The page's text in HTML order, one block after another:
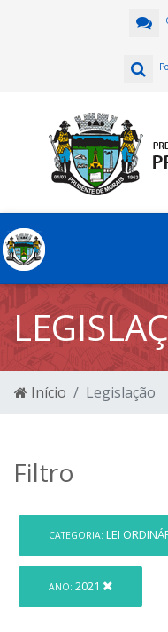
Início Legislação
Filtro
CATEGORIA: LEI
ANO: 2021